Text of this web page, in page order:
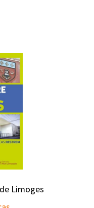
Limoges